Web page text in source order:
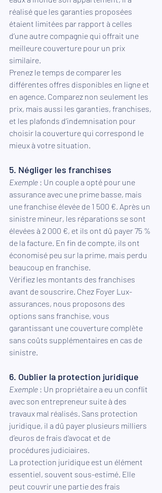
réalisé que les garanties proposées
étaient limitées par rapport à celles
d’une autre compagnie qui offrait une
meilleure couverture pour un prix
similaire.
Prenez le temps de comparer les
différentes offres disponibles en ligne et
en agence. Comparez non seulement les
prix, mais aussi les garanties, franchises,
et les plafonds d’indemnisation pour
choisir la couverture qui correspond le
mieux à votre situation.
5. Négliger les franchises
Exemple : Un couple a opté pour une
assurance avec une prime basse, mais
une franchise élevée de 1 500 €. Après un
sinistre mineur, les réparations se sont
élevées à 2 000 €, et ils ont dû payer 75 %
de la facture. En fin de compte, ils ont
économisé peu sur la prime, mais perdu
beaucoup en franchise.
Vérifiez les montants des franchises
avant de souscrire. Chez Foyer Lux-
assurances, nous proposons des
options sans franchise, vous
garantissant une couverture complète
sans coûts supplémentaires en cas de
sinistre.
6. Oublier la protection juridique
Exemple : Un propriétaire a eu un conflit
avec son entrepreneur suite à des
travaux mal réalisés. Sans protection
juridique, il a dû payer plusieurs milliers
d’euros de frais d’avocat et de
procédures judiciaires.
La protection juridique est un élément
essentiel, souvent sous-estimé. Elle
peut couvrir une partie des frais